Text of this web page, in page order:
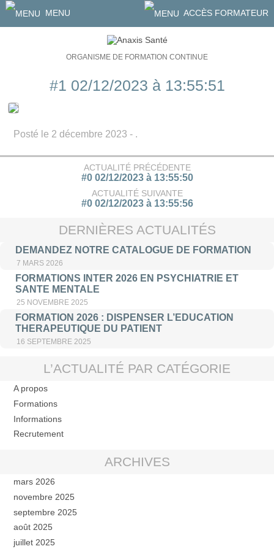
MENU ACCÈS FORMATEUR
ORGANISME DE FORMATION CONTINUE
#1 02/12/2023 à 13:55:51
Posté le 2 décembre 2023 - .
ACTUALITÉ PRÉCÉDENTE
#0 02/12/2023 à 13:55:50
ACTUALITÉ SUIVANTE
#0 02/12/2023 à 13:55:56
DERNIÈRES ACTUALITÉS
DEMANDEZ NOTRE CATALOGUE DE FORMATION
7 MARS 2026
FORMATIONS INTER 2026 EN PSYCHIATRIE ET
SANTE MENTALE
25 NOVEMBRE 2025
FORMATION 2026 : DISPENSER L’EDUCATION
THERAPEUTIQUE DU PATIENT
16 SEPTEMBRE 2025
L’ACTUALITÉ PAR CATÉGORIE
A propos
Formations
Informations
Recrutement
ARCHIVES
mars 2026
novembre 2025
septembre 2025
août 2025
juillet 2025